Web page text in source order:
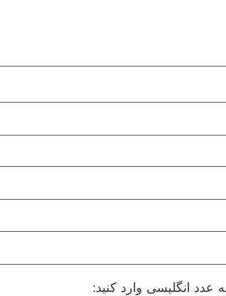
عدد انگلیسی وارد کنید: